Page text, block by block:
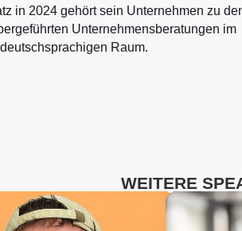
in 2024 gehört sein Unternehmen zu
Unternehmensberatungen im
deutschsprachigen Raum.
WEITERE